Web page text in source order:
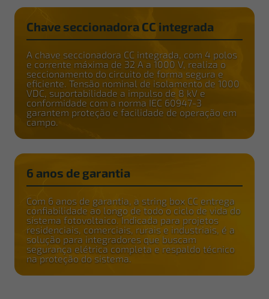
Chave seccionadora CC integrada
A chave seccionadora CC integrada, com 4 polos
e corrente máxima de 32 A a 1000 V, realiza o
seccionamento do circuito de forma segura e
eficiente. Tensão nominal de isolamento de 1000
VDC, suportabilidade a impulso de 8 kV e
conformidade com a norma IEC 60947-3
garantem proteção e facilidade de operação em
campo.
6 anos de garantia
Com 6 anos de garantia, a string box CC entrega
confiabilidade ao longo de todo o ciclo de vida do
sistema fotovoltaico. Indicada para projetos
residenciais, comerciais, rurais e industriais, é a
solução para integradores que buscam
segurança elétrica completa e respaldo técnico
na proteção do sistema.